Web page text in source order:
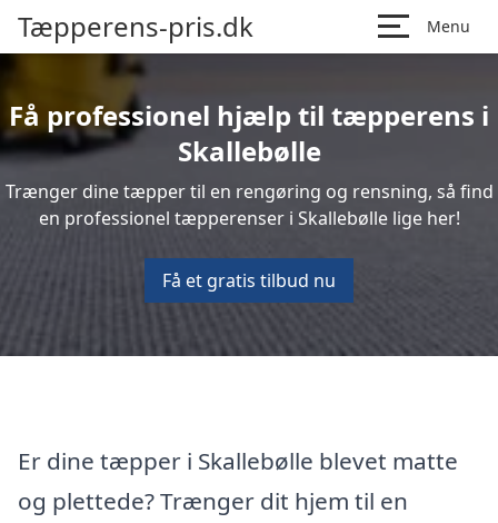
Tæpperens-pris.dk Menu
Få professionel hjælp til tæpperens i
Skallebølle
Trænger dine tæpper til en rengøring og rensning, så find
en professionel tæpperenser i Skallebølle lige her!
Få et gratis tilbud nu
Er dine tæpper i Skallebølle blevet matte
og plettede? Trænger dit hjem til en